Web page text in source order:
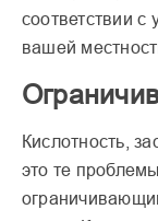
соответствии
вашей
Кислотность,
это те